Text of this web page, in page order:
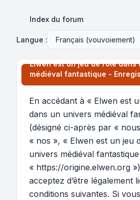
Index du forum
Langue :
Elwen est un jeu de rôle dans
médiéval fantastique -
En accédant à « Elwen est
dans un univers médiéval
(désigné ci-après par «
« nos », « Elwen est un jeu
univers médiéval
« https://origine.elwen.org
acceptez d’être légalement
conditions suivantes. Si